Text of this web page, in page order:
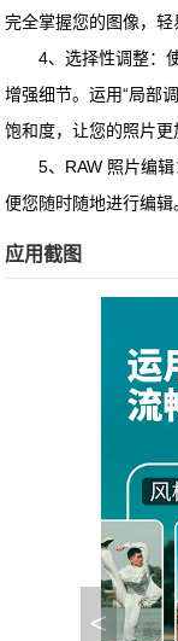
完全掌握您的图像，轻
4、选择性调整：使
增强细节。运用“局部
饱和度，让您的照片更
5、RAW 照片编辑
便您随时随地进行编辑
应用截图
<